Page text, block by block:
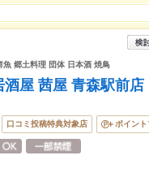
郷土料理 団体 日本酒 焼鳥
屋 茜屋 青森駅前店
口コミ投稿特典対象店 ポイン